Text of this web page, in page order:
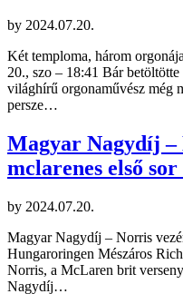
by 2024.07.20.
Két temploma, három
20., szo – 18:41 Bár
világhírű orgonaművész még
persze…
Magyar Nagydíj –
mclarenes első
by 2024.07.20.
Magyar Nagydíj – Norris
Hungaroringen Mészáros
Norris, a McLaren brit
Nagydíj…